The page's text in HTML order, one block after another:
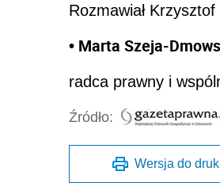
Rozmawiał
• Marta Szeja-
radca prawny i
Źródło:
Wersja do